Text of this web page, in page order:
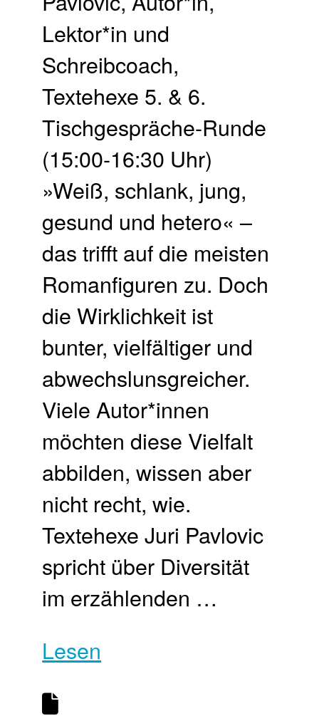
Lektor*in und
Schreibcoach,
Textehexe 5. & 6.
Tischgespräche-Runde
(15:00-16:30 Uhr)
»Weiß, schlank, jung,
gesund und hetero« –
das trifft auf die meisten
Romanfiguren zu. Doch
die Wirklichkeit ist
bunter, vielfältiger und
abwechslunsgreicher.
Viele Autor*innen
möchten diese Vielfalt
abbilden, wissen aber
nicht recht, wie.
Textehexe Juri Pavlovic
spricht über Diversität
im erzählenden …
Lesen